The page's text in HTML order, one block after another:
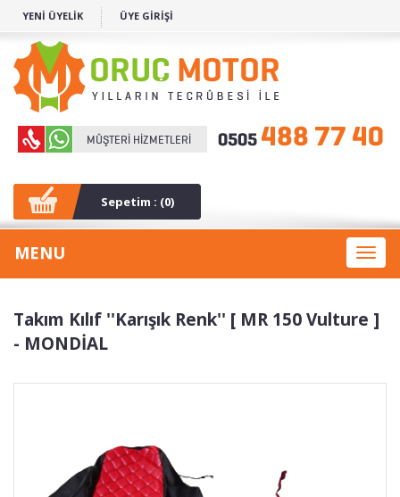
YENİ ÜYELİK ÜYE GİRİŞİ
Sepetim : (0)
Toggle
MENU
Takım Kılıf ''Karışık Renk'' [ MR 150 Vulture ]
- MONDİAL